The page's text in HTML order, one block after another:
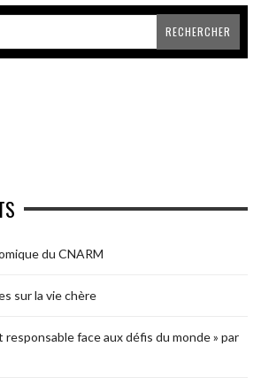
du CNARM
sur la vie chère
responsable face aux défis du monde » par